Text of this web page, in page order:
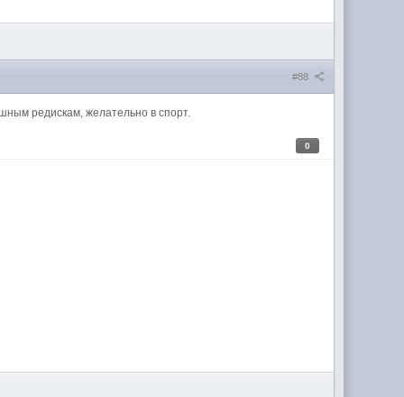
#88
редискам, желательно в спорт.
0